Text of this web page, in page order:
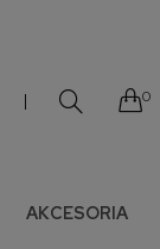
| 0
AKCESORIA